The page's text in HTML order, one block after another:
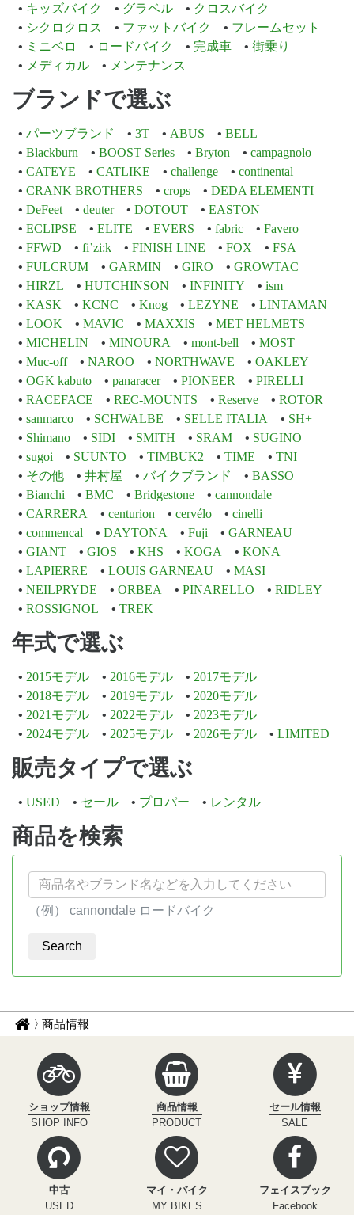
キッズバイク
グラベル
クロスバイク
シクロクロス
ファットバイク
フレームセット
ミニベロ
ロードバイク 完成車
街乗り
メディカル
メンテナンス
ブランドで選ぶ
パーツブランド 3T ABUS
BELL
Blackburn
BOOST Series Bryton
campagnolo
CATEYE
CATLIKE challenge
continental
CRANK BROTHERS
crops
DEDA ELEMENTI
DeFeet
deuter DOTOUT
EASTON
ECLIPSE
ELITE EVERS fabric
Favero
FFWD
fi’zi:k FINISH LINE FOX
FSA
FULCRUM
GARMIN GIRO
GROWTAC
HIRZL
HUTCHINSON INFINITY
ism
KASK
KCNC Knog LEZYNE
LINTAMAN
LOOK
MAVIC MAXXIS
MET HELMETS
MICHELIN
MINOURA mont-bell
MOST
Muc-off
NAROO NORTHWAVE
OAKLEY
OGK kabuto
panaracer PIONEER
PIRELLI
RACEFACE
REC-MOUNTS Reserve
ROTOR
sanmarco
SCHWALBE SELLE ITALIA
SH+
Shimano
SIDI SMITH SRAM
SUGINO
sugoi
SUUNTO TIMBUK2 TIME
TNI
その他
井村屋 バイクブランド
BASSO
Bianchi
BMC Bridgestone
cannondale
CARRERA
centurion cervélo
cinelli
commencal
DAYTONA Fuji
GARNEAU
GIANT
GIOS KHS KOGA
KONA
LAPIERRE
LOUIS GARNEAU
MASI
NEILPRYDE
ORBEA PINARELLO
RIDLEY
ROSSIGNOL
TREK
年式で選ぶ
2015モデル 2016モデル
2017モデル
2018モデル
2019モデル
2020モデル
2021モデル
2022モデル
2023モデル
2024モデル
2025モデル 2026モデル LIMITED
販売タイプで選ぶ
USED セール プロパー レンタル
商品を検索
（例） cannondale ロードバイク
パ
ナ
サ
ク
ル
イ
ン
フ
ィ
ニ
ィ
商品情報
ショップ情報
SHOP INFO
商品情報
PRODUCT
セール情報
SALE
中古
USED
マイ・バイク
MY BIKES
フェイスブック
Facebook